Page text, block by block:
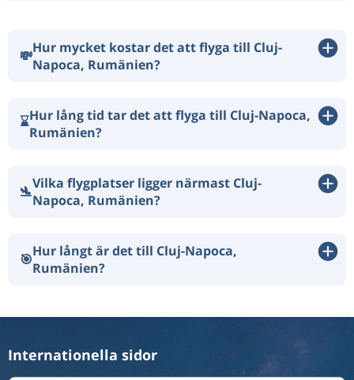
💸Hur mycket kostar det att flyga till Cluj-
Napoca, Rumänien?
⌛Hur lång tid tar det att flyga till Cluj-Napoca,
Rumänien?
🛬Vilka flygplatser ligger närmast Cluj-
Napoca, Rumänien?
🎯Hur långt är det till Cluj-Napoca,
Rumänien?
Internationella sidor